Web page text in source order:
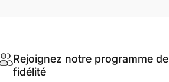
Rejoignez notre programme de
fidélité